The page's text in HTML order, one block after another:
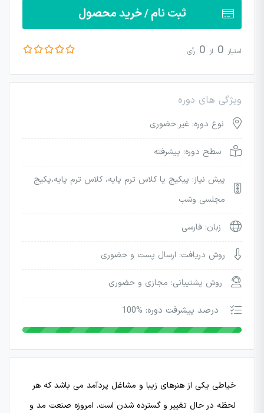
ثبت نام / خرید محصول
امتیاز 0 از 0 رأی
ویژگی های دوره
نوع دوره: غیر حضوری
سطح دوره: پیشرفته
پیش نیاز: پیکیج یا کلاس ترم پایه، کلاس ترم پایه،پکیج
مجلسی وشب
زبان: فارسی
روش دریافت: ارسال پست و حضوری
روش پشتیبانی: مجازی و حضوری
درصد پیشرفت دوره: %100
خیاطی یکی از هنرهای زیبا و مشاغل پردآمد می باشد که هر
لحظه در حال تغییر و گسترده شدن است. امروزه صنعت مد و